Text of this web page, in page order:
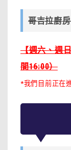
哥吉拉廚
【週六、週
間16:00）
*我們目前正在